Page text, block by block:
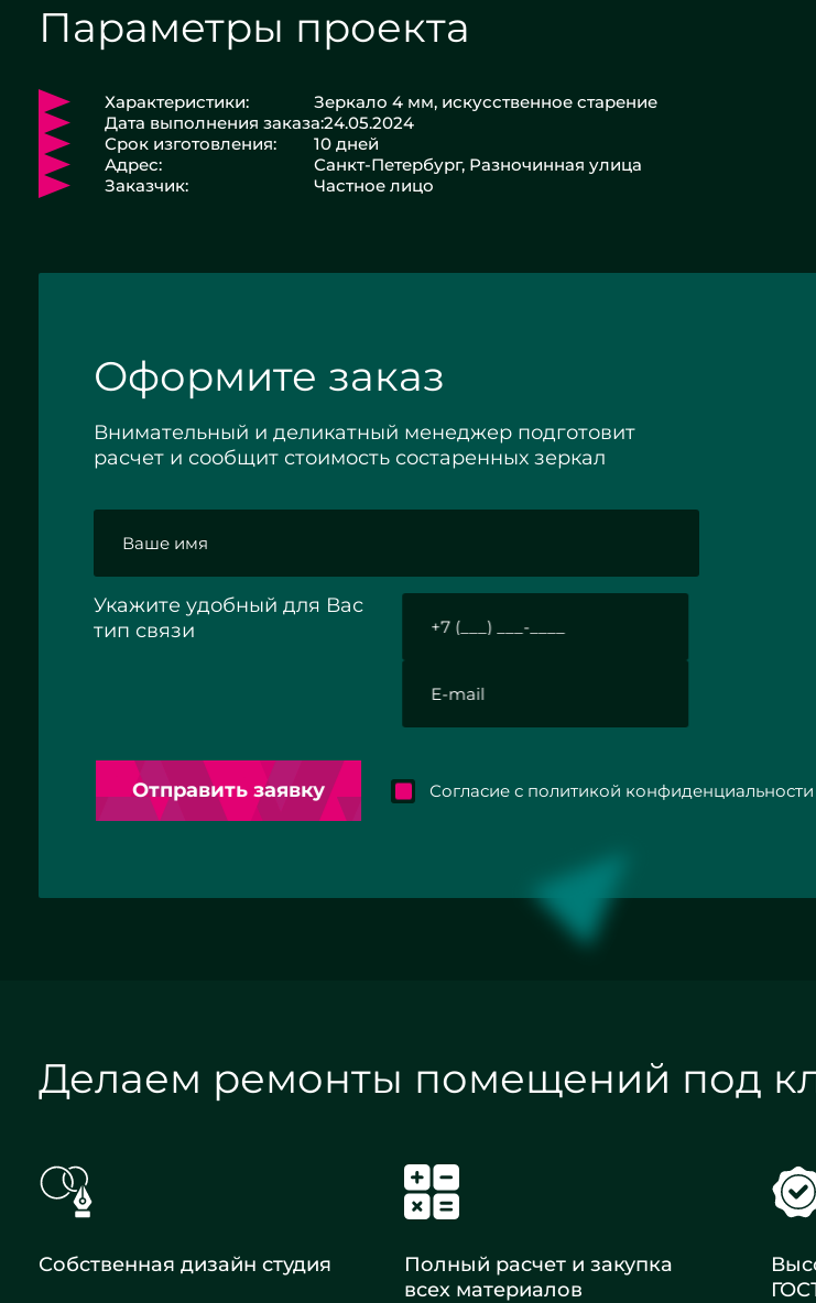
Параметры проекта
Характеристики:
Зеркало 4 мм, искусственное старение
Дата выполнения заказа:24.05.2024
Срок изготовления:
10 дней
Адрес:
Санкт-Петербург, Разночинная улица
Заказчик:
Частное лицо
Оформите заказ
Внимательный и деликатный менеджер подготовит
расчет и сообщит стоимость состаренных зеркал
Укажите удобный для Вас
тип связи
Отправить заявку Согласие с политикой конфиденциальности
Делаем ремонты помещений под
Собственная дизайн студия
Полный расчет и закупка
всех материалов